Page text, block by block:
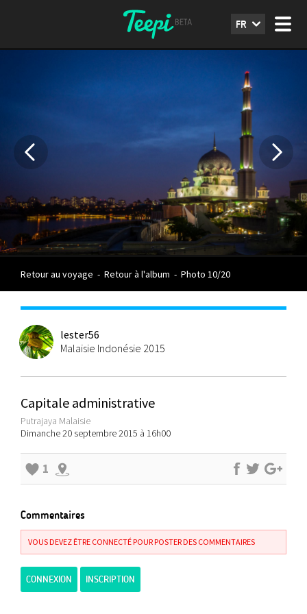
FR
Retour au voyage - Retour à l'album - Photo 10/20
lester56
Malaisie Indonésie 2015
Capitale administrative
Putrajaya Malaisie
Dimanche 20 septembre 2015 à 16h00
1
Commentaires
VOUS DEVEZ ÊTRE CONNECTÉ POUR POSTER DES COMMENTAIRES
CONNEXION INSCRIPTION